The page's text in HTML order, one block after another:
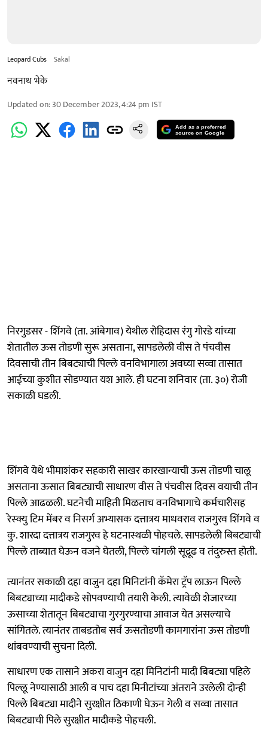
Leopard Cubs Sakal
नवनाथ भेके
Updated on:30 December 2023, 4:24 pm IST
Add as a preferred
source on Google
निरगुडसर - शिंगवे (ता. आंबेगाव) येथील रोहिदास रंगु गोरडे यांच्या
शेतातील ऊस तोडणी सुरू असताना, सापडलेली वीस ते पंचवीस
दिवसाची तीन बिबट्याची पिल्ले वनविभागाला अवघ्या सव्वा तासात
आईच्या कुशीत सोडण्यात यश आले. ही घटना शनिवार (ता. ३०) रोजी
सकाळी घडली.
शिंगवे येथे भीमाशंकर सहकारी साखर कारखान्याची ऊस तोडणी चालू
असताना ऊसात बिबट्याची साधारण वीस ते पंचवीस दिवस वयाची तीन
पिल्ले आढळली. घटनेची माहिती मिळताच वनविभागाचे कर्मचारीसह
रेस्क्यु टिम मेंबर व निसर्ग अभ्यासक दत्तात्रय माधवराव राजगुरव शिंगवे व
कु. शारदा दत्तात्रय राजगुरव हे घटनास्थळी पोहचले. सापडलेली बिबट्याची
पिल्ले ताब्यात घेऊन वजने घेतली, पिल्ले चांगली सूद्रूढ व तंदुरुस्त होती.
त्यानंतर सकाळी दहा वाजुन दहा मिनिटांनी कॅमेरा ट्रॅप लाऊन पिल्ले
बिबट्याच्या मादीकडे सोपवण्याची तयारी केली. त्यावेळी शेजारच्या
ऊसाच्या शेतातून बिबट्याचा गुरगुरण्याचा आवाज येत असल्याचे
सांगितले. त्यानंतर ताबडतोब सर्व ऊसतोडणी कामगारांना ऊस तोडणी
थांबवण्याची सुचना दिली.
साधारण एक तासाने अकरा वाजुन दहा मिनिटांनी मादी बिबट्या पहिले
पिल्लू नेण्यासाठी आली व पाच दहा मिनीटांच्या अंतराने उरलेली दोन्ही
पिल्ले बिबट्या मादीने सुरक्षीत ठिकाणी घेऊन गेली व सव्वा तासात
बिबट्याची पिले सुरक्षीत मादीकडे पोहचली.